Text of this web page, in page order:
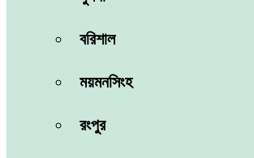
বরিশাল
ময়মনসিংহ
রংপুর